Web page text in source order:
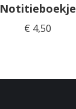
Notitieboekje
€ 4,50